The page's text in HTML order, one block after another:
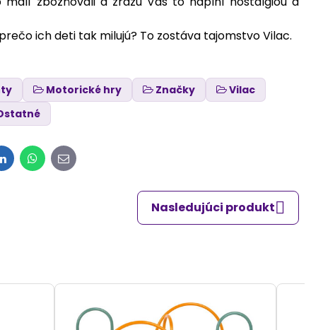
ich deti tak milujú? To zostáva tajomstvo Vilac.
Motorické hry Značky
Vilac
LinkedInWhatsApp
E-
mail
Nasledujúci produkt